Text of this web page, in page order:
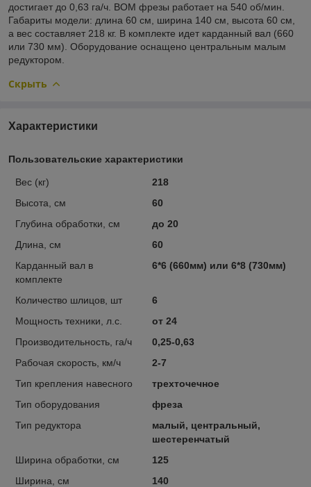
достигает до 0,63 га/ч. ВОМ фрезы работает на 540 об/мин.
Габариты модели: длина 60 см, ширина 140 см, высота 60 см,
а вес составляет 218 кг. В комплекте идет карданный вал (660
или 730 мм). Оборудование оснащено центральным малым
редуктором.
Скрыть
Характеристики
Пользовательские характеристики
Вес (кг)
218
Высота, см
60
Глубина обработки, см
до 20
Длина, см
60
Карданный вал в
комплекте
6*6 (660мм) или 6*8 (730мм)
Количество шлицов, шт
6
Мощность техники, л.с.
от 24
Производительность, га/ч
0,25-0,63
Рабочая скорость, км/ч
2-7
Тип крепления навесного
трехточечное
Тип оборудования
фреза
Тип редуктора
малый, центральный,
шестеренчатый
Ширина обработки, см
125
Ширина, см
140